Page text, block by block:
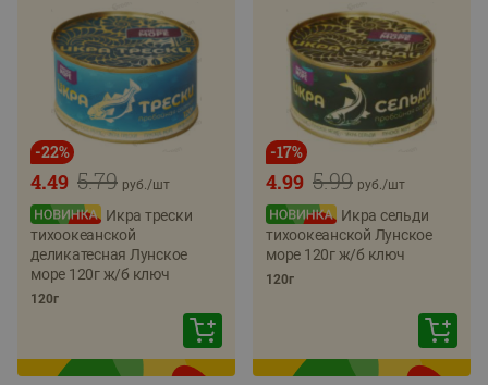
-22%
5.79
4.49 руб./шт
Икра трески
тихоокеанской
деликатесная Лунское
море 120г ж/б ключ
120г
-17%
5.99
4.99 руб./шт
Икра сельди
тихоокеанской Лунское
море 120г ж/б ключ
120г